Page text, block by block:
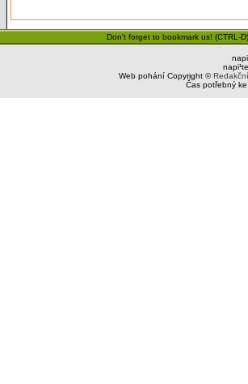
Don't forget to bookmark us! (CTRL-
Web pohání Copyright ©
Čas potřebný